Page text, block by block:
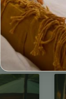
Twitter